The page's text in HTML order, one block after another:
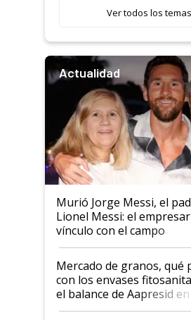
Ver todos los temas
Actualidad
Murió Jorge Messi, el
Lionel Messi: el
vínculo con el campo
Mercado de granos, qué
con los envases
el balance de Aapresid en
Posta